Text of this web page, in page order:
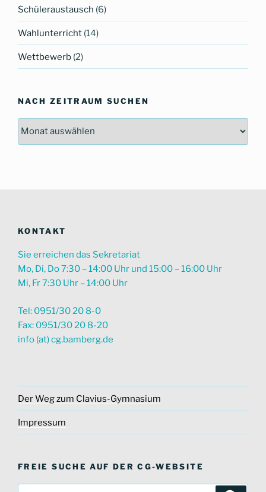
Schüleraustausch (6)
Wahlunterricht (14)
Wettbewerb (2)
NACH ZEITRAUM SUCHEN
KONTAKT
Sie erreichen das Sekretariat
Mo, Di, Do 7:30 – 14:00 Uhr und 15:00 – 16:00 Uhr
Mi, Fr 7:30 Uhr – 14:00 Uhr
Tel: 0951/30 20 8-0
Fax: 0951/30 20 8-20
info (at) cg.bamberg.de
Der Weg zum Clavius-Gymnasium
Impressum
FREIE SUCHE AUF DER CG-WEBSITE